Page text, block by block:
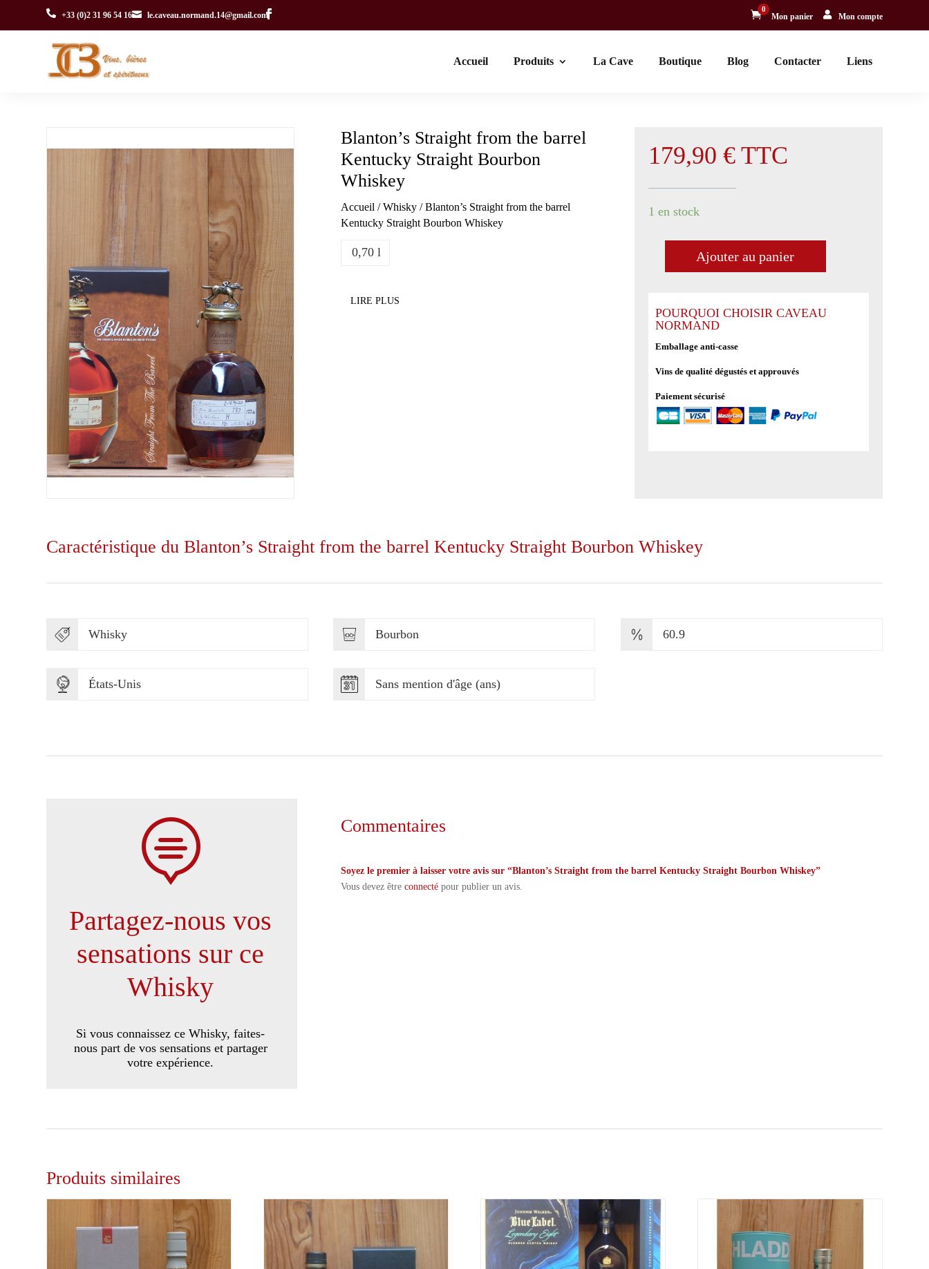
 +33 (0)2 31 96 54 16 le.caveau.normand.14@gmail.com 
0
Mon panier  Mon compte
Accueil Produits La Cave Boutique Blog Contacter Liens
Blanton’s Straight from the barrel
Kentucky Straight Bourbon
Whiskey
Accueil /Whisky/ Blanton’s Straight from the barrel
Kentucky Straight Bourbon Whiskey
0,70 l
LIRE PLUS
179,90 € TTC
1 en stock
Straight
from
the
Kentucky
Straight
Bourbon
Whiskey
Ajouter au panier
POURQUOI CHOISIR CAVEAU
NORMAND
Emballage anti-casse
Vins de qualité dégustés et approuvés
Paiement sécurisé
Caractéristique du Blanton’s Straight from the barrel Kentucky Straight Bourbon Whiskey
Whisky
États-Unis
Bourbon
Sans mention d'âge (ans)
60.9

Partagez-nous vos
sensations sur ce
Whisky
Si vous connaissez ce Whisky, faites-
nous part de vos sensations et partager
votre expérience.
Commentaires
Soyez le premier à laisser votre avis sur “Blanton’s Straight from the barrel Kentucky Straight Bourbon Whiskey”
Vous devez être connectépour publier un avis.
Produits similaires